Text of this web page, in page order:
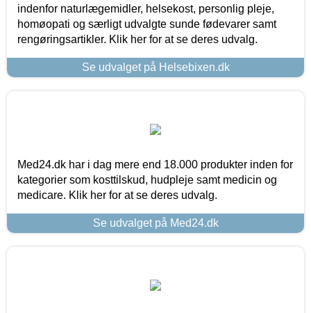
indenfor naturlægemidler, helsekost, personlig pleje,
homøopati og særligt udvalgte sunde fødevarer samt
rengøringsartikler. Klik her for at se deres udvalg.
Se udvalget på Helsebixen.dk
Med24.dk har i dag mere end 18.000 produkter inden for
kategorier som kosttilskud, hudpleje samt medicin og
medicare. Klik her for at se deres udvalg.
Se udvalget på Med24.dk